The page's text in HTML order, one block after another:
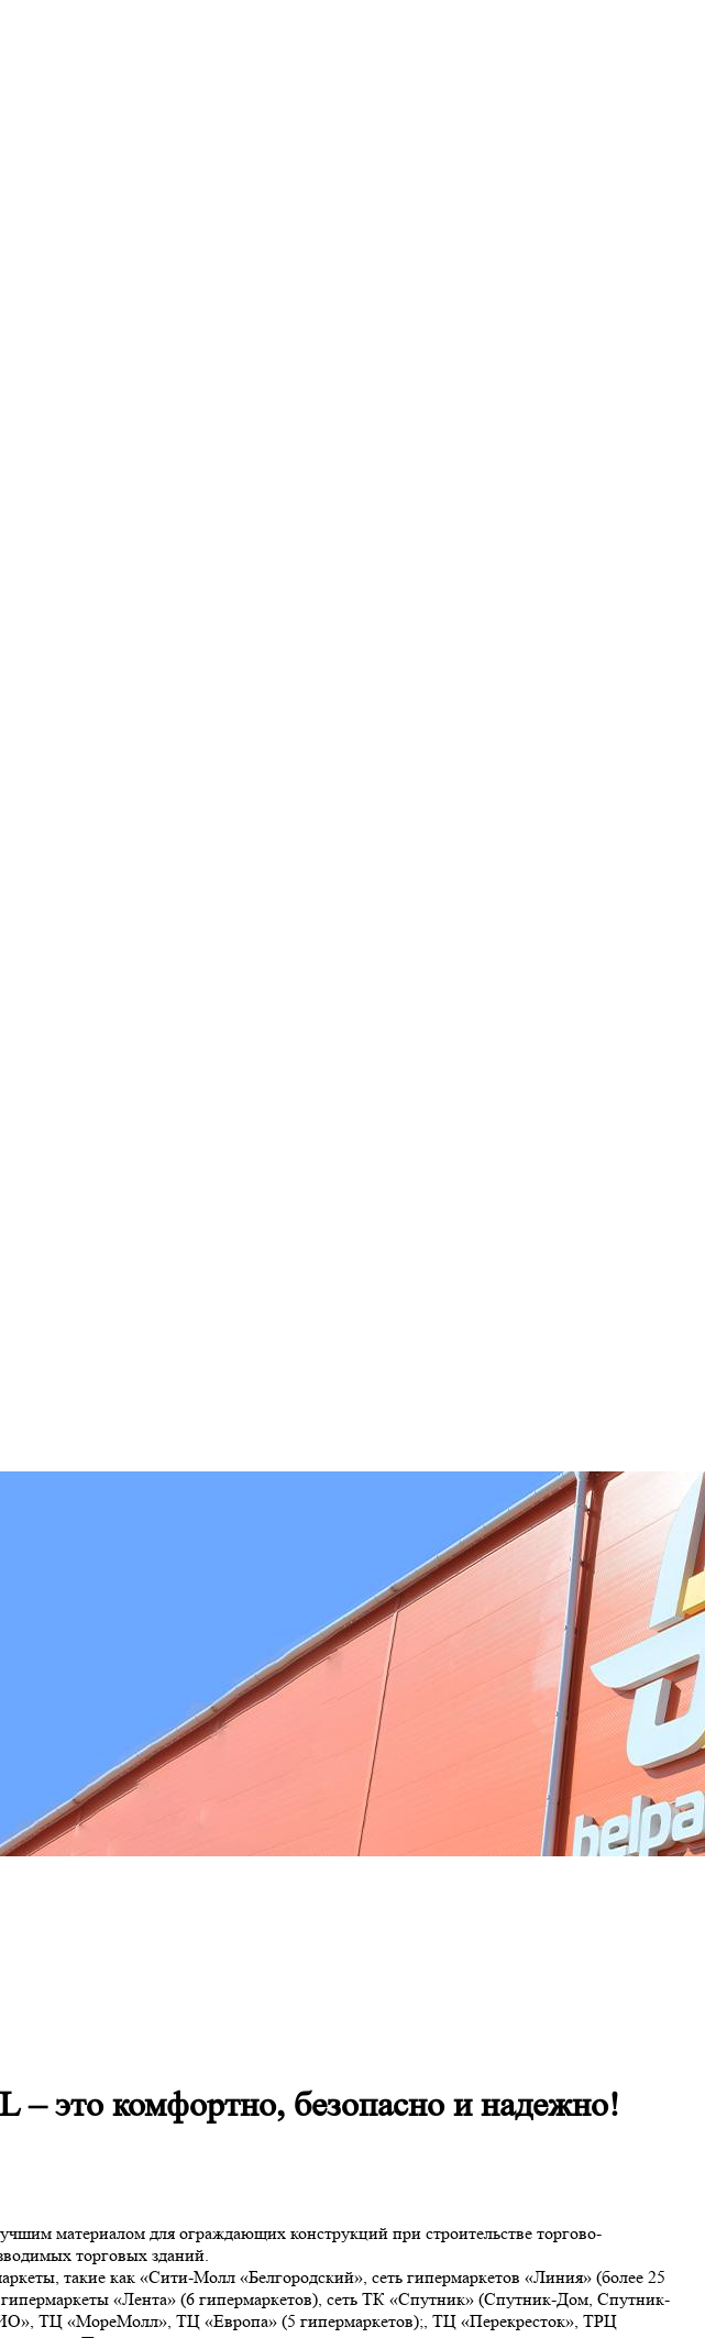
– это комфортно, безопасно и надежно!
материалом для ограждающих конструкций при строительстве торгово-
торговых зданий.
такие как «Сити-Молл «Белгородский», сеть гипермаркетов «Линия» (более 25
«Лента» (6 гипермаркетов), сеть ТК «Спутник» (Спутник-Дом, Спутник-
ТЦ «МореМолл», ТЦ «Европа» (5 гипермаркетов);, ТЦ «Перекресток», ТРЦ